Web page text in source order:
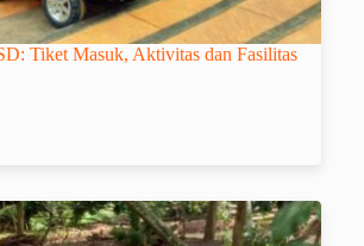
Tiket Masuk, Aktivitas dan Fasilitas